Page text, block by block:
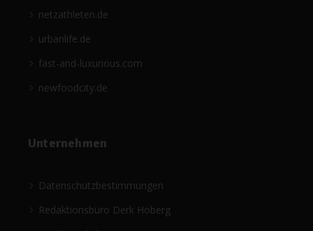
netzathleten.de
urbanlife.de
fast-and-luxurious.com
newfoodcity.de
Unternehmen
Datenschutzbestimmungen
Redaktionsbüro Derk Hoberg